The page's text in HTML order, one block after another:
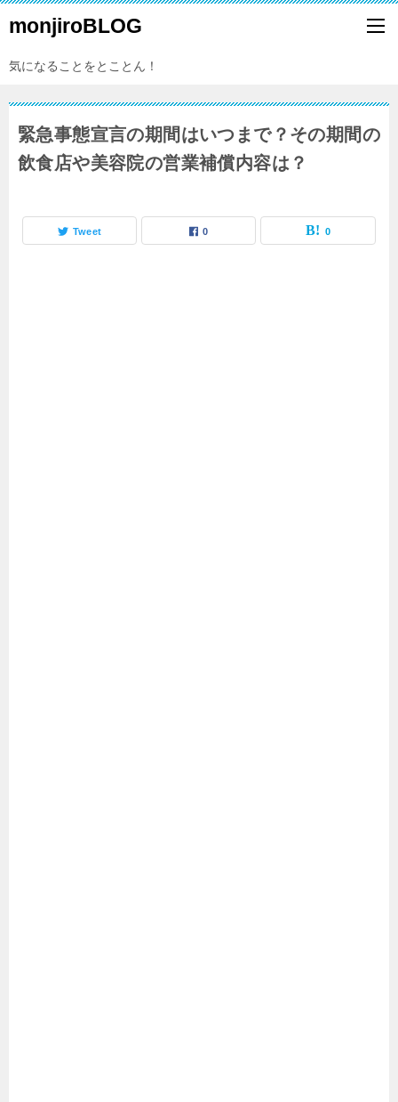
monjiroBLOG
気になることをとことん！
緊急事態宣言の期間はいつまで？その期間の
飲食店や美容院の営業補償内容は？
Tweet 0 0